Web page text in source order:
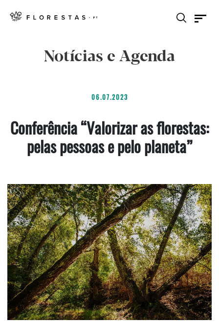
Notícias e Agenda
06.07.2023
Conferência “Valorizar as florestas:
pelas pessoas e pelo planeta”